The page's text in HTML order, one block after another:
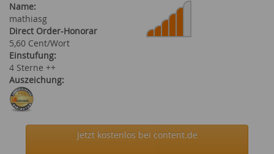
Name:
mathiasg
Direct Order-Honorar
5,60 Cent/Wort
Einstufung:
4 Sterne ++
Auszeichung:
Jetzt kostenlos bei content.de